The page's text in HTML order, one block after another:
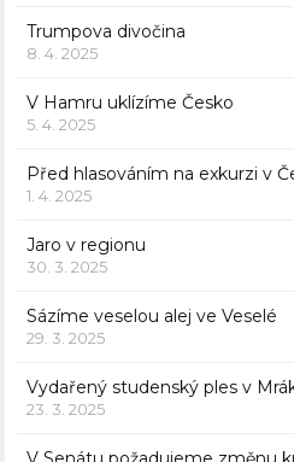
Trumpova divočina
8. 4. 2025
V Hamru uklízíme Česko
5. 4. 2025
Před hlasováním na exkurzi v
1. 4. 2025
Jaro v regionu
30. 3. 2025
Sázíme veselou alej ve Veselé
29. 3. 2025
Vydařený studenský ples v
23. 3. 2025